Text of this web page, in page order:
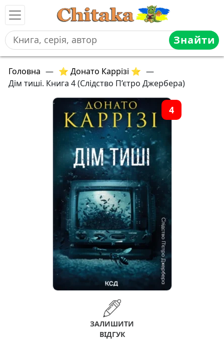
Знайти
Головна — ⭐ Донато Каррізі ⭐ —
Дім тиші. Книга 4 (Слідство П’єтро Джербера)
4
ЗАЛИШИТИ
ВІДГУК